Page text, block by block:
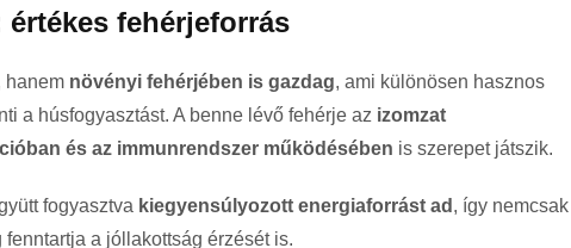
értékes fehérjeforrás
hanem növényi fehérjében is gazdag, ami különösen hasznos
a húsfogyasztást. A benne lévő fehérje az izomzat
és az immunrendszer működésében is szerepet játszik.
fogyasztva kiegyensúlyozott energiaforrást ad , így nemcsak
a jóllakottság érzését is.